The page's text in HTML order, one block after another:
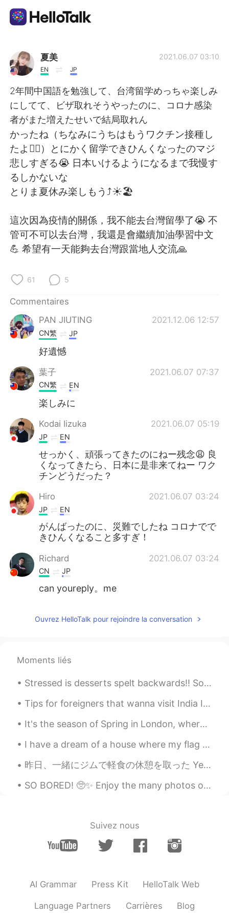
Appli d'échange linguistique
AI Grammar Checker
Français
English 简体中文
繁體中文
日本語 한국어
Indonesia
Português
夏美
EN JP
2021.06.07 03:10
2年間中国語を勉強して、台湾留学めっちゃ楽しみ
にしてて、ビザ取れそうやったのに、コロナ感染
者がまた増えたせいで結局取れん
かったね（ちなみにうちはもうワクチン接種し
たよ🙆‍♀️）とにかく留学できひんくなったのマジ
悲しすぎる😭 日本いけるようになるまで我慢す
るしかないな
とりま夏休み楽しもう⤴️☀️🏖
這次因為疫情的關係，我不能去台灣留學了😭 不
管可不可以去台灣，我還是會繼續加油學習中文
💪 希望有一天能夠去台灣跟當地人交流🙏
61 5
Commentaires
PAN JIUTING
2021.12.06 12:57
CN繁 JP
好遺憾
葉子 2021.06.07 07:37
CN繁 EN
楽しみに
Kodai Iizuka 2021.06.07 05:19
JP EN
せっかく、頑張ってきたのにねー残念😩 良
くなってきたら、日本に是非来てねー ワク
チンどうだった？
Hiro 2021.06.07 03:24
JP EN
がんばったのに、災難でしたね コロナでで
きひんくなること多すぎ！
Richard 2021.06.07 03:24
CN JP
can youreply。me
Ouvrez HelloTalk pour rejoindre la conversation
Moments liés
Stressed is desserts spelt backwards!! So when you are stressed you know what to do .... eat cake...
Tips for foreigners that wanna visit India If you go to a local restaurant in India and you want...
It's the season of Spring in London, where everything looks pretty and colourful ❤️ For those of ...
I have a dream of a house where my flag flies 🇹🇷🇹🇷🇹🇷 내 깃발이 휘날리는 집에 대한 꿈을 가지고 있어요 🇹🇷🇹🇷🇹🇷 私は旗が翻る...
昨日、一緒にジムで軽食の休憩を取った Yesterday at the gym, I took a snack break with my son 息子はこの野菜とポタトのストローが好き😆 M...
SO BORED! 🥺✨ Enjoy the many photos of me when I have no motivation for anything! 🥳🤦🏼‍♀️💖 I have...
Suivez nous
AI Grammar Press Kit HelloTalk Web
Language Partners Carrières Blog